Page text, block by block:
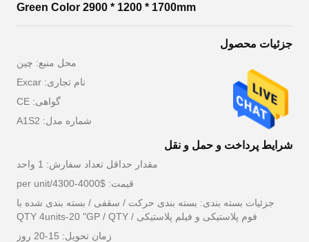
Green Color 2900 * 1200 * 1700mm
جزئیات محصول
محل منبع: چین
نام تجاری: Excar
گواهی: CE
شماره مدل: A1S2
شرایط پرداخت و حمل و نقل
مقدار حداقل تعداد سفارش: 1 واحد
قیمت: $4000-4300/per unit
جزئیات بسته بندی: بسته بندی حرکت / سقفی / بسته بندی شده با
فوم پلاستیکی و فیلم پلاستیکی / QTY 4units-20 "GP / QTY
زمان تحویل: 15-20 روز